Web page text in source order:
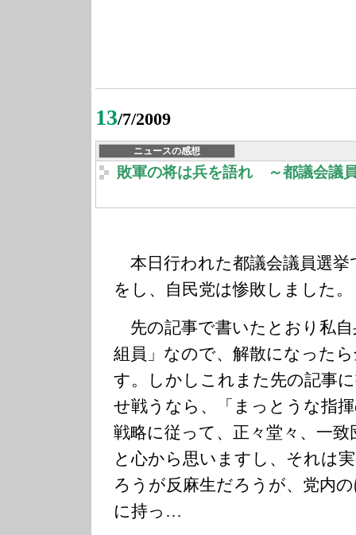
13/7/2009
ニュースの感想
敗軍の将は兵を語れ ～都議会議
本日行われた都議会議員選挙
をし、自民党は惨敗しました。
先の記事で書いたとおり私自
組員」なので、解散になった
す。しかしこれまた先の記事
せ戦うなら、「まっとうな指
戦略に従って、正々堂々、一
と心から思いますし、それは
ろうが反麻生だろうが、党内
に持っ…